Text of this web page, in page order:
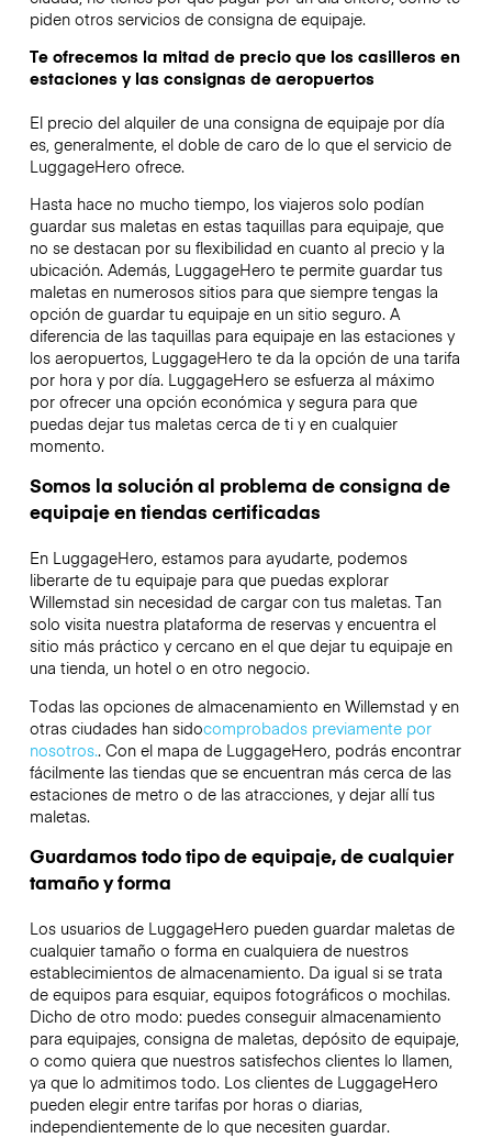
piden otros servicios de consigna de equipaje.
Te ofrecemos la mitad de precio que los casilleros en
estaciones y las consignas de aeropuertos
El precio del alquiler de una consigna de equipaje por día
es, generalmente, el doble de caro de lo que el servicio de
LuggageHero ofrece.
Hasta hace no mucho tiempo, los viajeros solo podían
guardar sus maletas en estas taquillas para equipaje, que
no se destacan por su flexibilidad en cuanto al precio y la
ubicación. Además, LuggageHero te permite guardar tus
maletas en numerosos sitios para que siempre tengas la
opción de guardar tu equipaje en un sitio seguro. A
diferencia de las taquillas para equipaje en las estaciones y
los aeropuertos, LuggageHero te da la opción de una tarifa
por hora y por día. LuggageHero se esfuerza al máximo
por ofrecer una opción económica y segura para que
puedas dejar tus maletas cerca de ti y en cualquier
momento.
Somos la solución al problema de consigna de
equipaje en tiendas certificadas
En LuggageHero, estamos para ayudarte, podemos
liberarte de tu equipaje para que puedas explorar
Willemstad sin necesidad de cargar con tus maletas. Tan
solo visita nuestra plataforma de reservas y encuentra el
sitio más práctico y cercano en el que dejar tu equipaje en
una tienda, un hotel o en otro negocio.
Todas las opciones de almacenamiento en Willemstad y en
otras ciudades han sidocomprobados previamente por
nosotros.. Con el mapa de LuggageHero, podrás encontrar
fácilmente las tiendas que se encuentran más cerca de las
estaciones de metro o de las atracciones, y dejar allí tus
maletas.
Guardamos todo tipo de equipaje, de cualquier
tamaño y forma
Los usuarios de LuggageHero pueden guardar maletas de
cualquier tamaño o forma en cualquiera de nuestros
establecimientos de almacenamiento. Da igual si se trata
de equipos para esquiar, equipos fotográficos o mochilas.
Dicho de otro modo: puedes conseguir almacenamiento
para equipajes, consigna de maletas, depósito de equipaje,
o como quiera que nuestros satisfechos clientes lo llamen,
ya que lo admitimos todo. Los clientes de LuggageHero
pueden elegir entre tarifas por horas o diarias,
independientemente de lo que necesiten guardar.